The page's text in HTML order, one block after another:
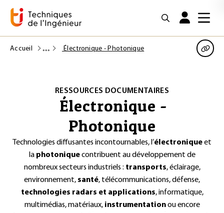
Accueil Électronique - Photonique
RESSOURCES DOCUMENTAIRES
Électronique -
Photonique
Technologies diffusantes incontournables, l’électroniqueet
la photoniquecontribuent au développement de
nombreux secteurs industriels : transports, éclairage,
environnement, santé, télécommunications, défense,
technologies radars et applications, informatique,
multimédias, matériaux, instrumentationou encore